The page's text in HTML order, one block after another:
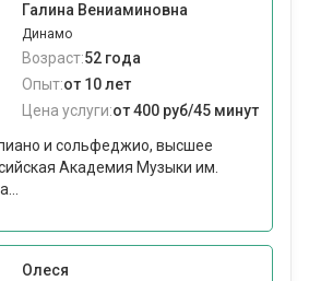
Галина Вениаминовна
Динамо
Возраст:52 года
Опыт:от 10 лет
Цена услуги:от 400 руб/45 минут
и сольфеджио, высшее
Академия Музыки им.
Олеся